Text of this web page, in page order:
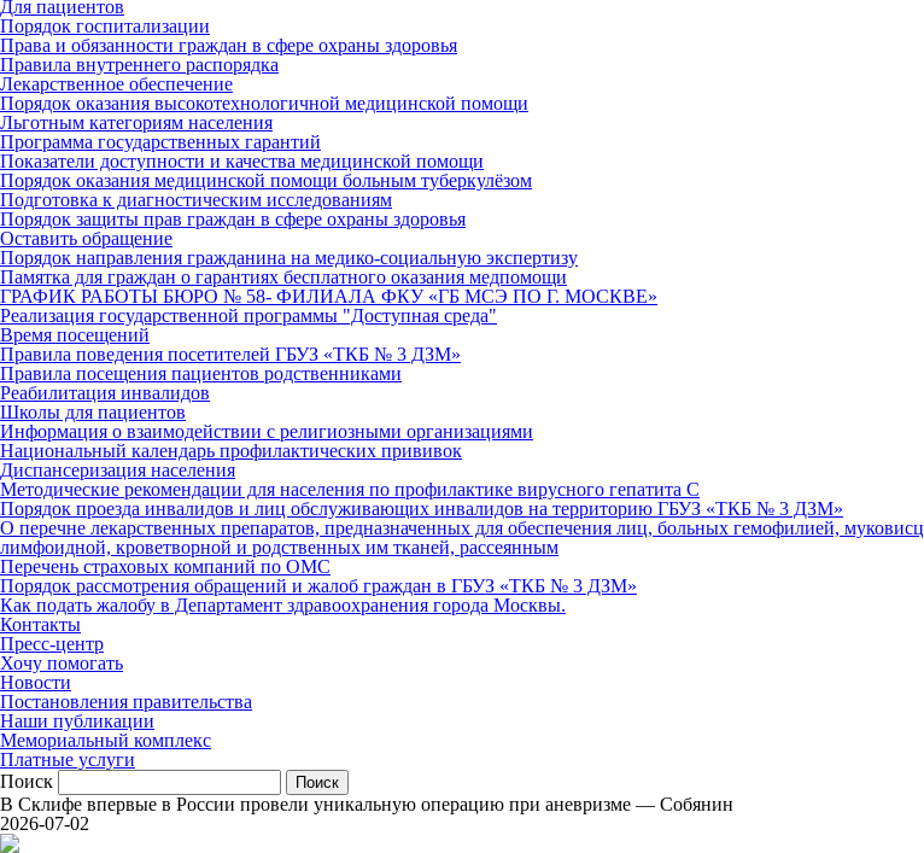
Для пациентов
Порядок госпитализации
Права и обязанности граждан в сфере охраны здоровья
Правила внутреннего распорядка
Лекарственное обеспечение
Порядок оказания высокотехнологичной медицинской помощи
Льготным категориям населения
Программа государственных гарантий
Показатели доступности и качества медицинской помощи
Порядок оказания медицинской помощи больным туберкулёзом
Подготовка к диагностическим исследованиям
Порядок защиты прав граждан в сфере охраны здоровья
Оставить обращение
Порядок направления гражданина на медико-социальную экспертизу
Памятка для граждан о гарантиях бесплатного оказания медпомощи
ГРАФИК РАБОТЫ БЮРО № 58- ФИЛИАЛА ФКУ «ГБ МСЭ ПО Г. МОСКВЕ»
Реализация государственной программы "Доступная среда"
Время посещений
Правила поведения посетителей ГБУЗ «ТКБ № 3 ДЗМ»
Правила посещения пациентов родственниками
Реабилитация инвалидов
Школы для пациентов
Информация о взаимодействии с религиозными организациями
Национальный календарь профилактических прививок
Диспансеризация населения
Методические рекомендации для населения по профилактике вирусного гепатита С
Порядок проезда инвалидов и лиц обслуживающих инвалидов на территорию ГБУЗ «ТКБ № 3 ДЗМ»
О перечне лекарственных препаратов, предназначенных для обеспечения лиц, больных гемофилией,
лимфоидной, кроветворной и родственных им тканей, рассеянным
Перечень страховых компаний по ОМС
Порядок рассмотрения обращений и жалоб граждан в ГБУЗ «ТКБ № 3 ДЗМ»
Как подать жалобу в Департамент здравоохранения города Москвы.
Контакты
Пресс-центр
Хочу помогать
Новости
Постановления правительства
Наши публикации
Мемориальный комплекс
Платные услуги
Поиск
В Склифе впервые в России провели уникальную операцию при аневризме — Собянин
2026-07-02